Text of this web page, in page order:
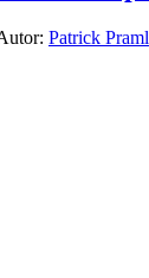
Patrick Praml